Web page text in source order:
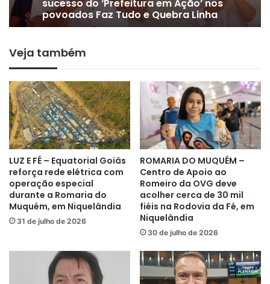
sucesso do ‘Prefeitura em Ação’ nos
povoados Faz Tudo e Quebra Linha
DE OLHO EM 2028 | Vice-prefeito
Lissauer Vieira após rompimento
com prefeito em Niquelândia
Veja também
LUZ E FÉ – Equatorial Goiás
reforça rede elétrica com
operação especial
durante a Romaria do
Muquém, em Niquelândia
31 de julho de 2026
ROMARIA DO MUQUÉM –
Centro de Apoio ao
Romeiro da OVG deve
acolher cerca de 30 mil
fiéis na Rodovia da Fé, em
Niquelândia
30 de julho de 2026